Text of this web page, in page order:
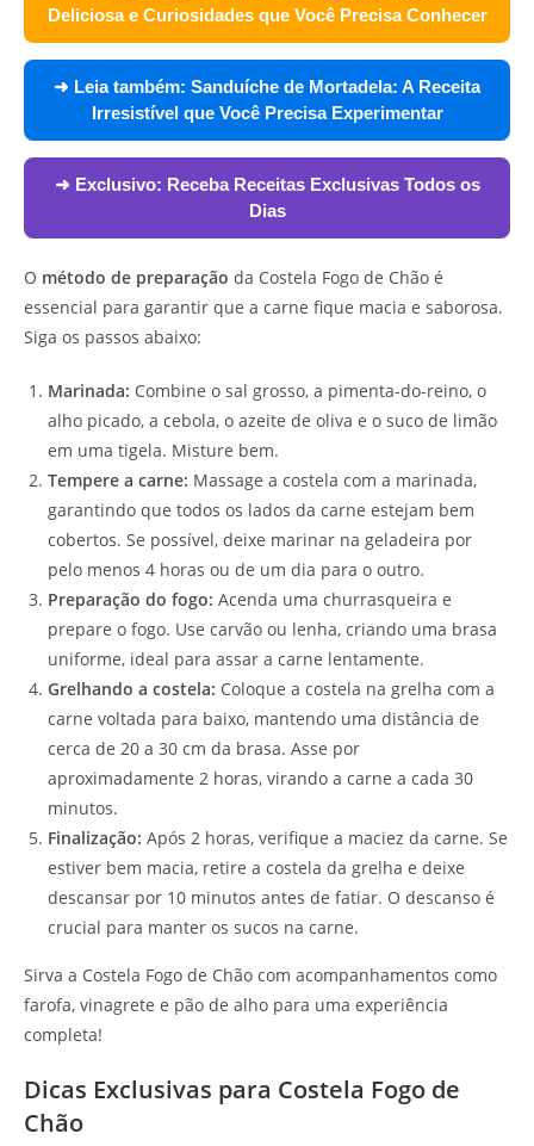
Deliciosa e Curiosidades que Você Precisa Conhecer
➜ Leia também: Sanduíche de Mortadela: A Receita
Irresistível que Você Precisa Experimentar
➜ Exclusivo: Receba Receitas Exclusivas Todos os
Dias
O método de preparação da Costela Fogo de Chão é
essencial para garantir que a carne fique macia e saborosa.
Siga os passos abaixo:
Marinada: Combine o sal grosso, a pimenta-do-reino, o
alho picado, a cebola, o azeite de oliva e o suco de limão
em uma tigela. Misture bem.
Tempere a carne: Massage a costela com a marinada,
garantindo que todos os lados da carne estejam bem
cobertos. Se possível, deixe marinar na geladeira por
pelo menos 4 horas ou de um dia para o outro.
Preparação do fogo: Acenda uma churrasqueira e
prepare o fogo. Use carvão ou lenha, criando uma brasa
uniforme, ideal para assar a carne lentamente.
Grelhando a costela: Coloque a costela na grelha com a
carne voltada para baixo, mantendo uma distância de
cerca de 20 a 30 cm da brasa. Asse por
aproximadamente 2 horas, virando a carne a cada 30
minutos.
Finalização: Após 2 horas, verifique a maciez da carne. Se
estiver bem macia, retire a costela da grelha e deixe
descansar por 10 minutos antes de fatiar. O descanso é
crucial para manter os sucos na carne.
Sirva a Costela Fogo de Chão com acompanhamentos como
farofa, vinagrete e pão de alho para uma experiência
completa!
Dicas Exclusivas para Costela Fogo de
Chão